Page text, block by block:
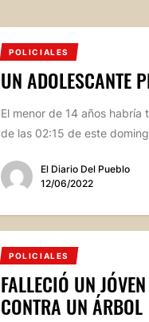
POLICIALES
UN ADOLESCANTE
El menor de 14 años
de las 02:15 de este
El Diario Del Pueblo
12/06/2022
POLICIALES
FALLECIÓ UN
CONTRA UN ÁRBOL